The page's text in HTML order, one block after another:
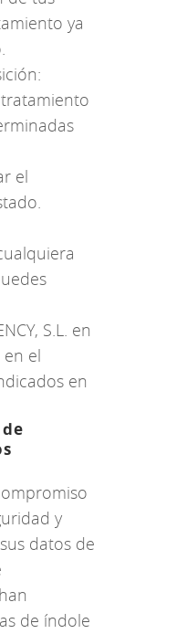
ya
el
S.L. en
el
en
y
datos de
de índole